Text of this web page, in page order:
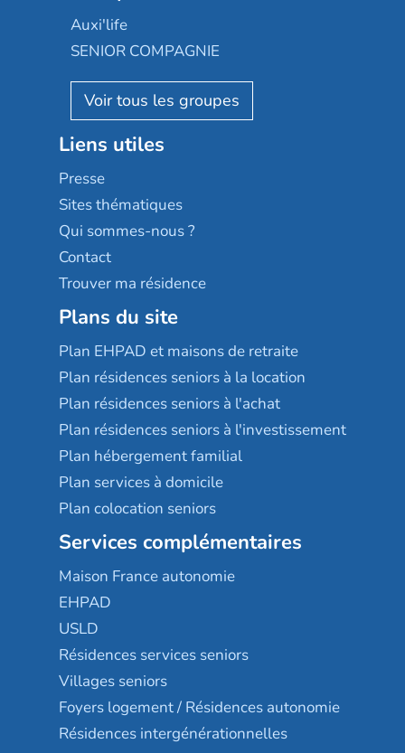
Occitalia
Appartseniors
Reseda
Stella management
Les villages d'or
Sérénys
Résidences services Villa Médicis
Le Noble Âge
Almage
Résidalya
Groupe aplus
Auxi'life
SENIOR COMPAGNIE
AGE D'OR Services
Liens utiles
Presse
Sites thématiques
Qui sommes-nous ?
Contact
Trouver ma résidence
Plans du site
Plan EHPAD et maisons de retraite
Plan résidences seniors à la location
Plan résidences seniors à l'achat
Plan résidences seniors à l'investissement
Plan hébergement familial
Plan services à domicile
Plan colocation seniors
Services complémentaires
Maison France autonomie
EHPAD
USLD
Résidences services seniors
Villages seniors
Foyers logement / Résidences autonomie
Résidences intergénérationnelles